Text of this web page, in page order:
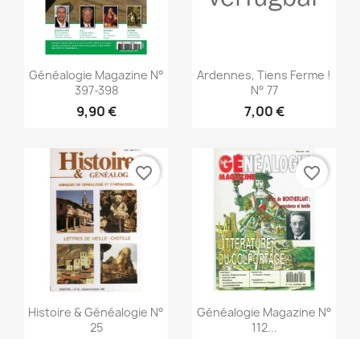
Vorschau
Généalogie Magazine N°
397-398
9,90 €
Vorschau
Ardennes, Tiens Ferme !
N° 77
7,00 €
Vorschau
Histoire & Généalogie N°
25
favorite_border
Vorschau
Généalogie Magazine N°
112...
favorite_border